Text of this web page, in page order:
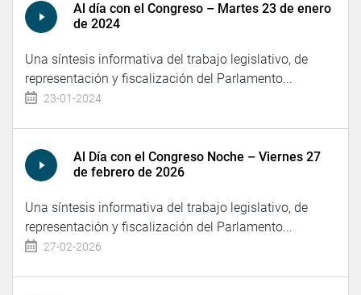
Al día con el Congreso – Martes 23 de enero
de 2024
Una síntesis informativa del trabajo legislativo, de
representación y fiscalización del Parlamento...
23-01-2024
Al Día con el Congreso Noche – Viernes 27
de febrero de 2026
Una síntesis informativa del trabajo legislativo, de
representación y fiscalización del Parlamento...
27-02-2026